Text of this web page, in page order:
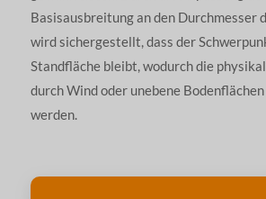
Basisausbreitung an den Durchmesser
wird sichergestellt, dass der
Standfläche bleibt, wodurch die
durch Wind oder unebene
werden.